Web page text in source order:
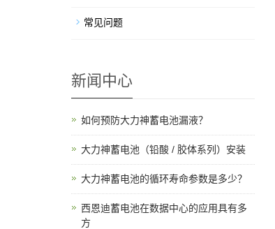
常见问题
新闻中心
如何预防大力神蓄电池漏液？
大力神蓄电池（铅酸 / 胶体系列）安装
大力神蓄电池的循环寿命参数是多少？
西恩迪蓄电池在数据中心的应用具有多
方